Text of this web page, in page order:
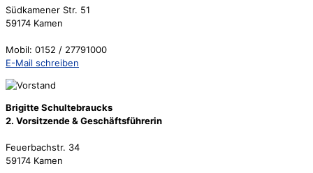
Südkamener Str. 51
59174 Kamen
Mobil: 0152 / 27791000
E-Mail schreiben
Brigitte Schultebraucks
2. Vorsitzende & Geschäftsführerin
Feuerbachstr. 34
59174 Kamen